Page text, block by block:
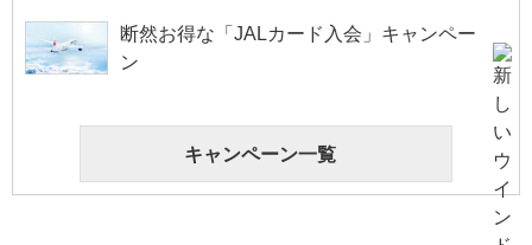
断然お得な「JALカード入会」キャンペー
ン
キャンペーン一覧